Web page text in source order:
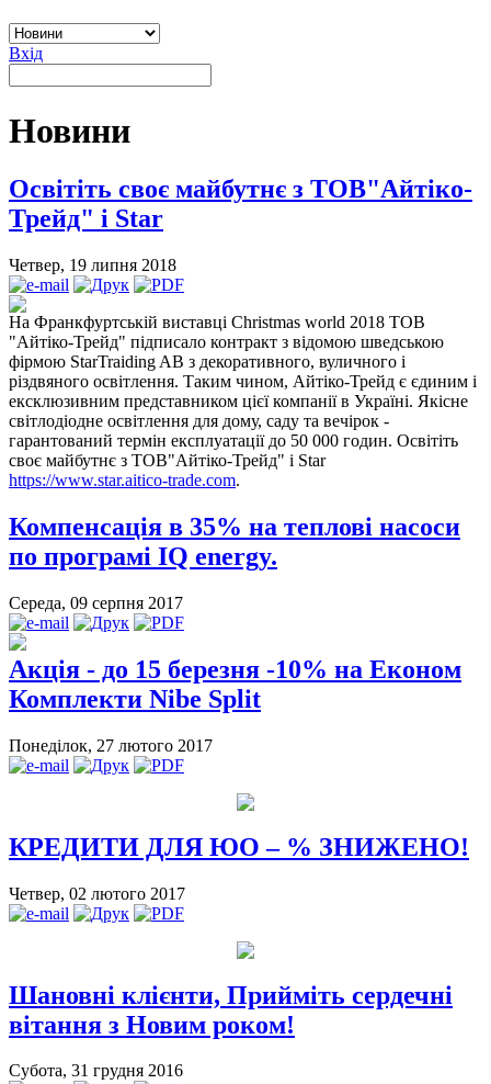
Вхід
Новини
Освітіть своє майбутнє з ТОВ"Айтіко-
Трейд" і Star
Четвер, 19 липня 2018
На Франкфуртській виставці Christmas world 2018 ТОВ
"Айтіко-Трейд" підписало контракт з відомою шведською
фірмою StarTraiding AB з декоративного, вуличного і
різдвяного освітлення. Таким чином, Айтіко-Трейд є єдиним і
ексклюзивним представником цієї компанії в Україні. Якісне
світлодіодне освітлення для дому, саду та вечірок -
гарантований термін експлуатації до 50 000 годин. Освітіть
своє майбутнє з ТОВ"Айтіко-Трейд" і Star
https://www.star.aitico-trade.com.
Компенсація в 35% на теплові насоси
по програмі IQ energy.
Середа, 09 серпня 2017
Акція - до 15 березня -10% на Економ
Комплекти Nibe Split
Понеділок, 27 лютого 2017
КРЕДИТИ ДЛЯ ЮО – % ЗНИЖЕНО!
Четвер, 02 лютого 2017
Шановні клієнти, Прийміть сердечні
вітання з Новим роком!
Субота, 31 грудня 2016